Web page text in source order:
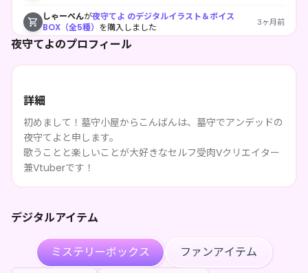
夜守てよのプロフィール
詳細
初めまして！墓守小屋からこんばんは、墓守でアンデッドの
夜守てよと申します。
歌うことと楽しいことが大好きなセルフ受肉Vクリエイター
兼Vtuberです！
デジタルアイテム
ミステリーボックス ファンアイテム
しゃーぺんが夜守てよ のデジタルイラスト＆ボイス
BOX（全5種） を購入しました 3ヶ月前
しゃーぺんが夜守てよ のデジタルイラスト＆ボイス
BOX（全5種）
****が夜守てよをフォローしました 3ヶ月前
Carnivore_Rが夜守てよ のデジタルイラスト＆ボイス
BOX（全5種） を購入しました 3ヶ月前